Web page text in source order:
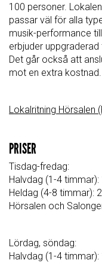
100 personer.
passar väl för alla
musik-performance
erbjuder
Det går också att
mot en extra kostnad.
Lokalritning Hörsalen
PRISER
Tisdag-fredag:
Halvdag (1-4 timmar):
Heldag (4-8 timmar):
Hörsalen och
Lördag, söndag:
Halvdag (1-4 timmar):